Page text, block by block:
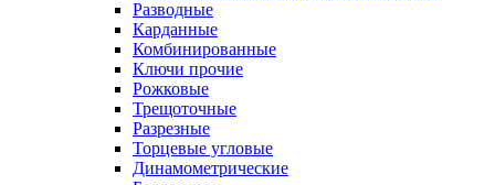
Разводные
Карданные
Комбинированные
Ключи прочие
Рожковые
Трещоточные
Разрезные
Торцевые угловые
Динамометрические